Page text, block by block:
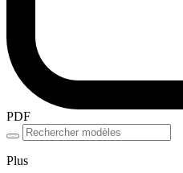
PDF
Plus